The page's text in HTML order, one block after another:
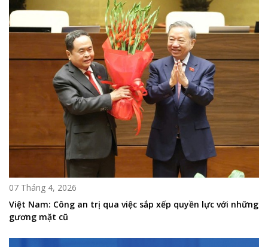
07 Tháng 4, 2026
Việt Nam: Công an trị qua việc sắp xếp quyền lực với những
gương mặt cũ